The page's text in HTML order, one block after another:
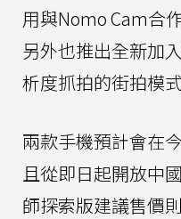
用與Nomo Cam合
另外也推出全新加
析度抓拍的街拍模
兩款手機預計會在
且從即日起開放中
師探索版建議售價